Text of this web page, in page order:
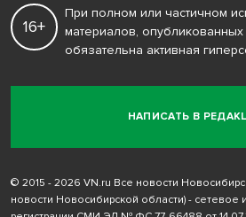
НАПИСАТЬ В
16+
При полном или частичном
материалов, опубликованных
обязательна активная
© 2015 - 2026 VN.ru Все новости
новости Новосибирской области) - сетевое